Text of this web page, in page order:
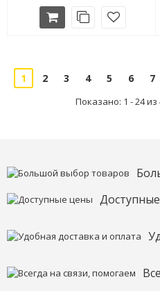
1 2 3 4 5 6 7
Показано: 1 - 24 из